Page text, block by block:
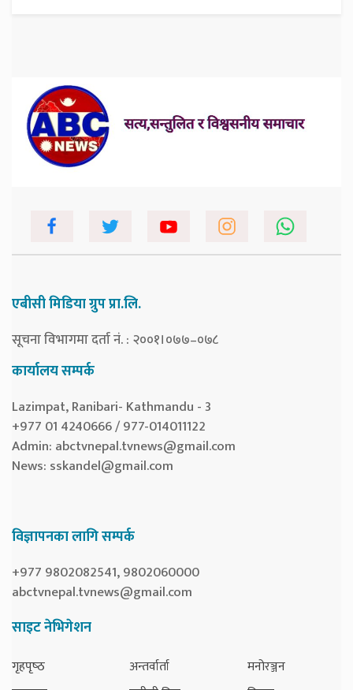
एबीसी मिडिया ग्रुप प्रा.लि.
सूचना विभागमा दर्ता नं. : २००१।०७७–०७८
कार्यालय सम्पर्क
Lazimpat, Ranibari- Kathmandu - 3
+977 01 4240666 / 977-014011122
Admin: abctvnepal.tvnews@gmail.com
News: sskandel@gmail.com
विज्ञापनका लागि सम्पर्क
+977 9802082541, 9802060000
abctvnepal.tvnews@gmail.com
साइट नेभिगेशन
गृहपृष्‍ठ
अन्तर्वार्ता
मनोरञ्जन